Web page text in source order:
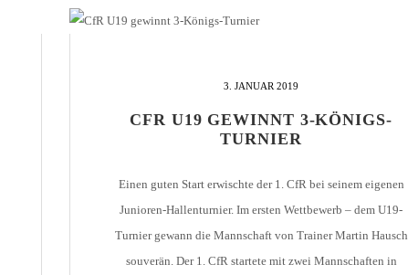
ein. Dieses […]
3. JANUAR 2019
CFR U19 GEWINNT 3-KÖNIGS-
TURNIER
Einen guten Start erwischte der 1. CfR bei seinem eigenen
Junioren-Hallenturnier. Im ersten Wettbewerb – dem U19-
Turnier gewann die Mannschaft von Trainer Martin Hausch
souverän. Der 1. CfR startete mit zwei Mannschaften in